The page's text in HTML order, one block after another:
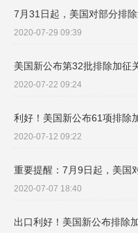
7月31日起，美国对部分排
2020-07-29 09:39
美国新公布第32批排除加征
2020-07-22 09:24
利好！美国新公布61项排除
2020-07-12 09:22
重要提醒：7月9日起，美国
2020-07-07 18:40
出口利好！美国新公布排除